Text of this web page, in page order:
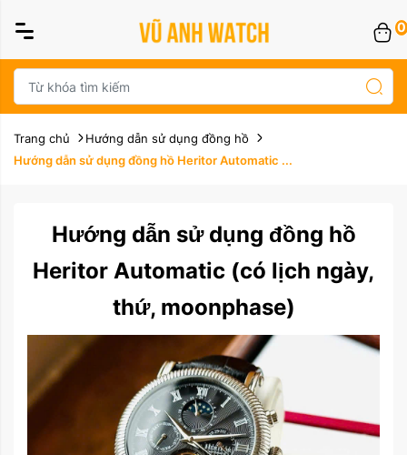
0
Trang chủ
Hướng dẫn sử dụng đồng hồ
Hướng dẫn sử dụng đồng hồ Heritor Automatic ...
Hướng dẫn sử dụng đồng hồ
Heritor Automatic (có lịch ngày,
thứ, moonphase)